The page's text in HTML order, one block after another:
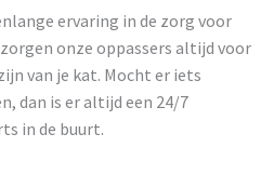
ervaring in de zorg voor
onze oppassers altijd voor
van je kat. Mocht er iets
dan is er altijd een 24/7
in de buurt.